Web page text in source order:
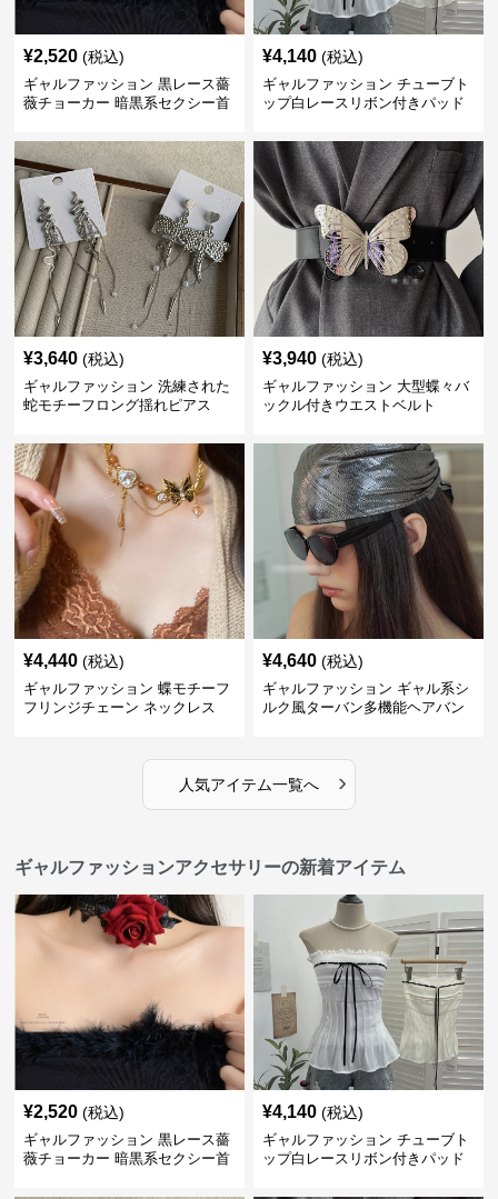
¥2,520 (税込)
ギャルファッション 黒レース薔
薇チョーカー 暗黒系セクシー首
¥4,140 (税込)
ギャルファッション チューブト
ップ白レースリボン付きパッド
¥3,640 (税込)
ギャルファッション 洗練された
蛇モチーフロング揺れピアス
¥3,940 (税込)
ギャルファッション 大型蝶々バ
ックル付きウエストベルト
¥4,440 (税込)
ギャルファッション 蝶モチーフ
フリンジチェーン ネックレス
¥4,640 (税込)
ギャルファッション ギャル系シ
ルク風ターバン多機能ヘアバン
人気アイテム一覧へ ›
ギャルファッションアクセサリーの新着アイテム
¥2,520 (税込)
ギャルファッション 黒レース薔
薇チョーカー 暗黒系セクシー首
¥4,140 (税込)
ギャルファッション チューブト
ップ白レースリボン付きパッド